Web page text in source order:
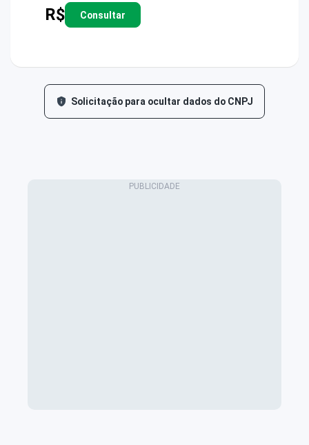
R$ Consultar
Solicitação para ocultar dados do CNPJ